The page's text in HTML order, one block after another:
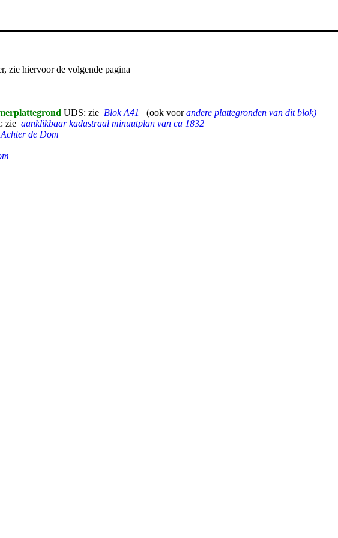
zie hiervoor de volgende pagina
UDS: zie Blok A41 (ook voorandere plattegronden van dit blok)
zie aanklikbaar kadastraal minuutplan van ca 1832
Achter de Dom